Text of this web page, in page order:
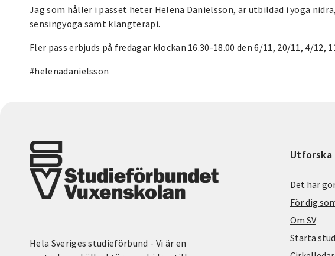
Jag som håller i passet heter Helena Danielsson, är utbildad i yoga
sensingyoga samt klangterapi.
Fler pass erbjuds på fredagar klockan 16.30-18.00 den 6/11, 20/11, 4/12,
#helenadanielsson
Hela Sveriges studieförbund - Vi är en
Utforska
Det här
För dig
Om SV
Starta